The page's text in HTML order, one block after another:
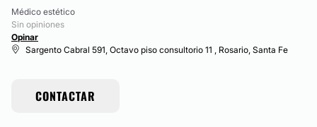
Médico estético
Sin opiniones
Opinar
Sargento Cabral 591, Octavo piso consultorio 11 , Rosario, Santa Fe
CONTACTAR